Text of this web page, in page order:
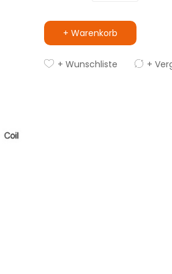
+ Warenkorb
+ Wunschliste +